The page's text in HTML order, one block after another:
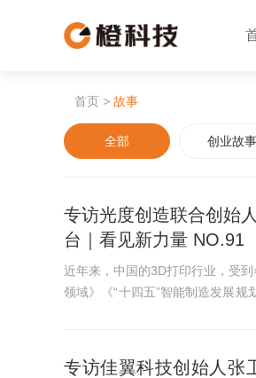
首页 > 故事
全部 创业故事
专访光度创造联合创始
台｜看见新力量 NO.91
近年来，中国的3D打印行业，受
领域》《“十四五”智能制造发展
专访佳翼科技创始人张